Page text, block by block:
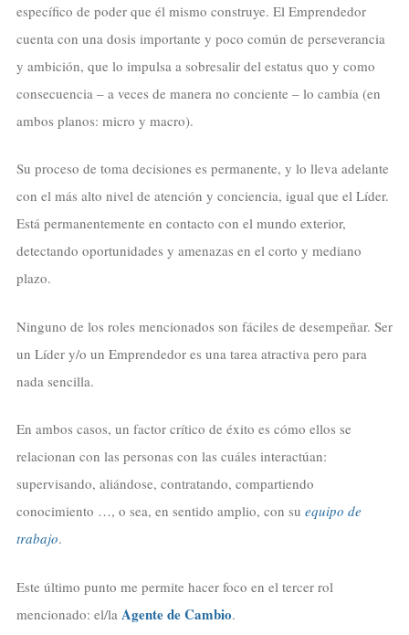
específico de poder que él mismo construye. El Emprendedor
cuenta con una dosis importante y poco común de perseverancia
y ambición, que lo impulsa a sobresalir del estatus quo y como
consecuencia – a veces de manera no conciente – lo cambia (en
ambos planos: micro y macro).
Su proceso de toma decisiones es permanente, y lo lleva adelante
con el más alto nivel de atención y conciencia, igual que el Líder.
Está permanentemente en contacto con el mundo exterior,
detectando oportunidades y amenazas en el corto y mediano
plazo.
Ninguno de los roles mencionados son fáciles de desempeñar. Ser
un Líder y/o un Emprendedor es una tarea atractiva pero para
nada sencilla.
En ambos casos, un factor crítico de éxito es cómo ellos se
relacionan con las personas con las cuáles interactúan:
supervisando, aliándose, contratando, compartiendo
conocimiento …, o sea, en sentido amplio, con su equipo de
trabajo.
Este último punto me permite hacer foco en el tercer rol
mencionado: el/la Agente de Cambio.